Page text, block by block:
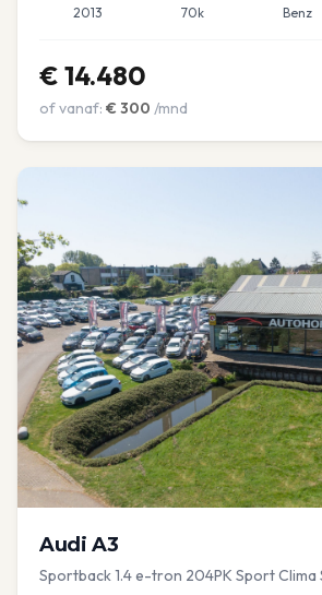
2013 70k Benz
€ 14.480
of vanaf: € 300 /mnd
Audi A3
Sportback 1.4 e-tron 204PK Sport